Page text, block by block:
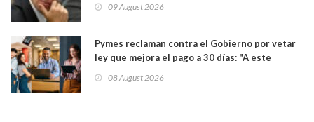
09 August 2026
Pymes reclaman contra el Gobierno por vetar
ley que mejora el pago a 30 días: "A este
medianas empresas"
08 August 2026